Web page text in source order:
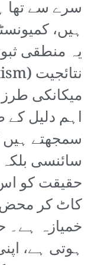
سرے سے تھا
ہیں،
یہ منطقی
میکانکی
اہم دلیل کے
سمجھتے
سائنسی
کاٹ کر محض
خمیازہ ہے۔
ہوتی ہے،